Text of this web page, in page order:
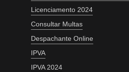
Licenciamento 2024
Consultar Multas
Despachante Online
IPVA
IPVA 2024